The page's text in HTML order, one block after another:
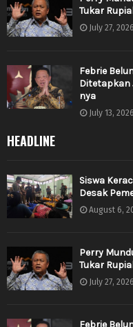
Tukar
July 27, 2026
Febrie
Ditetapkan
nya
July 13, 2026
HEADLINE
Siswa
Desak
August 6,
Perry
Tukar
July 27, 2026